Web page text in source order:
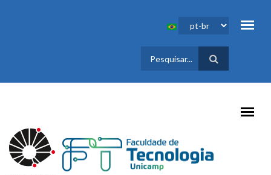
FORMULÁRIO
DE BUSCA